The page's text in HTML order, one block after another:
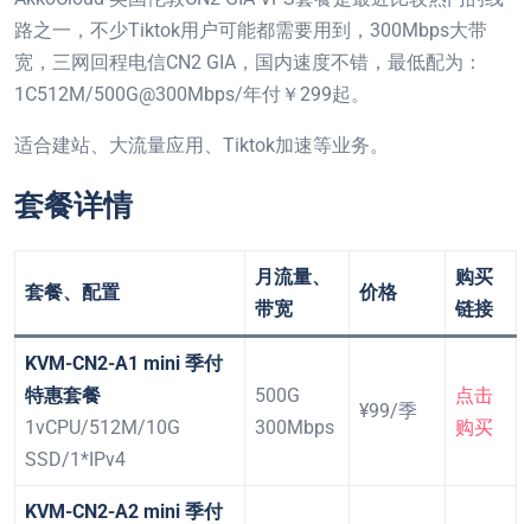
路之一，不少Tiktok用户可能都需要用到，300Mbps大带
宽，三网回程电信CN2 GIA，国内速度不错，最低配为：
1C512M/500G@300Mbps/年付￥299起。
适合建站、大流量应用、Tiktok加速等业务。
套餐详情
套餐、配置
月流量、
带宽
价格
购买
链接
KVM-CN2-A1 mini 季付
特惠套餐
1vCPU/512M/10G
SSD/1*IPv4
500G
300Mbps
¥99/季
点击
购买
KVM-CN2-A2 mini 季付